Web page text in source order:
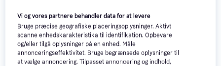
Anmeldelser
Vi og vores partnere behandler data for at levere
Bruge præcise geografiske placeringsoplysninger. Aktivt
scanne enhedskarakteristika til identifikation. Opbevare
og/eller tilgå oplysninger på en enhed. Måle
annonceringseffektivitet. Bruge begrænsede oplysninger til
at vælge annoncering. Tilpasset annoncering og indhold,